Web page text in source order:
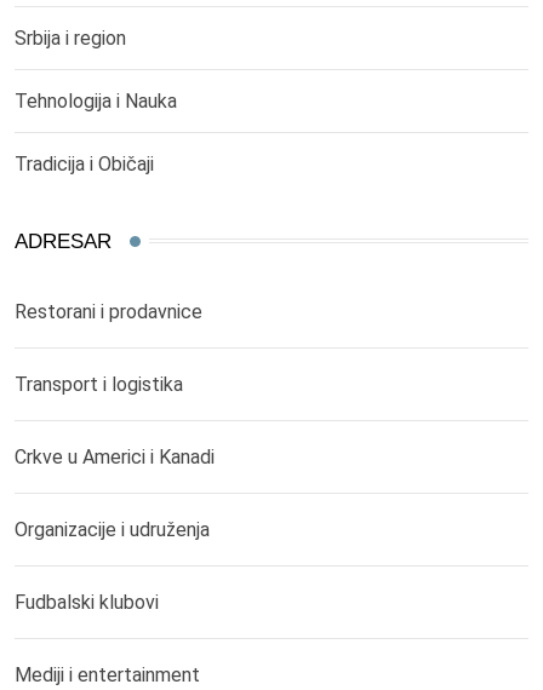
Srbija i region
Tehnologija i Nauka
Tradicija i Običaji
ADRESAR
Restorani i prodavnice
Transport i logistika
Crkve u Americi i Kanadi
Organizacije i udruženja
Fudbalski klubovi
Mediji i entertainment